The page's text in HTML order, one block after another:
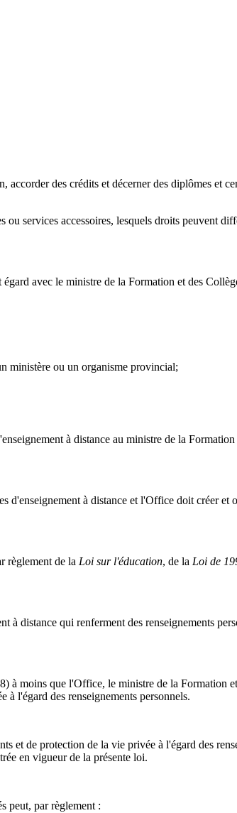
accorder des crédits et décerner des diplômes et
services accessoires, lesquels droits peuvent
avec le ministre de la Formation et des
ministère ou un organisme provincial;
à distance au ministre de la
à distance et l'Office doit créer et
règlement de la Loi sur l'éducation, de la Loi de
à distance qui renferment des renseignements
à moins que l'Office, le ministre de la Formation
l'égard des renseignements personnels.
et de protection de la vie privée à l'égard des
en vigueur de la présente loi.
peut, par règlement :